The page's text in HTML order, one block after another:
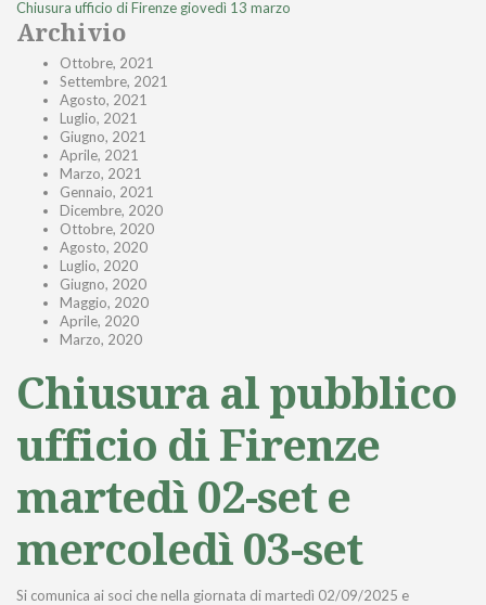
Chiusura ufficio di Firenze giovedì 13 marzo
Archivio
Ottobre, 2021
Settembre, 2021
Agosto, 2021
Luglio, 2021
Giugno, 2021
Aprile, 2021
Marzo, 2021
Gennaio, 2021
Dicembre, 2020
Ottobre, 2020
Agosto, 2020
Luglio, 2020
Giugno, 2020
Maggio, 2020
Aprile, 2020
Marzo, 2020
Chiusura al pubblico
ufficio di Firenze
martedì 02-set e
mercoledì 03-set
Si comunica ai soci che nella giornata di martedì 02/09/2025 e